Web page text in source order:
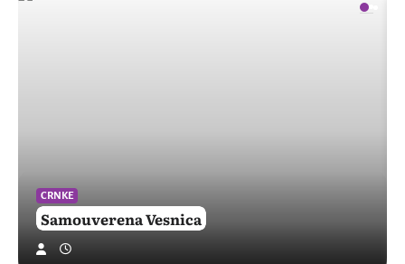
CRNKE
Samouverena Vesnica